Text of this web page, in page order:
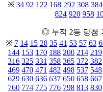
※ 34 92 122 168 292 308 384
824 920 958
◎ 누적 2등 당첨
※ 7 14 15 28 35 41 53 57 63
144 153 170 188 200 214 219
316 325 331 358 365 372 382
469 470 471 482 498 537 548
629 630 636 637 650 658 667
760 774 775 776 798 813 830